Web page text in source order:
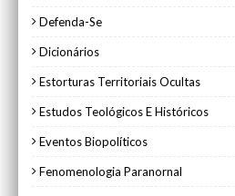
Defenda-Se
Dicionários
Estorturas Territoriais Ocultas
Estudos Teológicos E Históricos
Eventos Biopolíticos
Fenomenologia Paranornal